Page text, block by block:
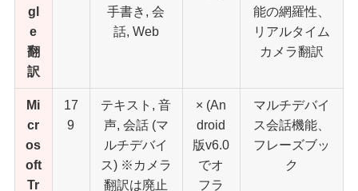
gl
e
翻
訳
手書き, 会
話, Web
能の網羅性、
リアルタイム
カメラ翻訳
Mi
cr
os
oft
Tr
17
9
テキスト, 音
声, 会話 (マ
ルチデバイ
ス) ※カメラ
翻訳は廃止
× (An
droid
版v6.0
でオ
フラ
マルチデバイ
ス会話機能、
フレーズブッ
ク